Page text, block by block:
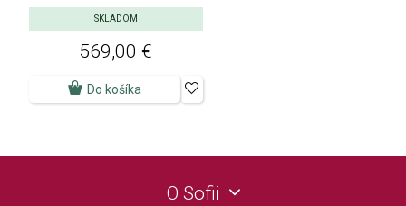
SKLADOM
569,00 €
Do košíka
O Sofii